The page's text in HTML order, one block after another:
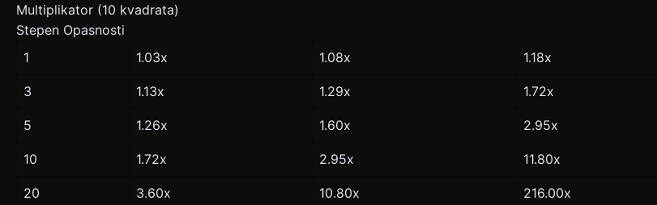
Multiplikator (10 kvadrata)
Stepen Opasnosti
1
1.03x 1.08x 1.18x
3 1.13x 1.29x 1.72x
5 1.26x 1.60x 2.95x
10 1.72x 2.95x 11.80x
20 3.60x 10.80x 216.00x